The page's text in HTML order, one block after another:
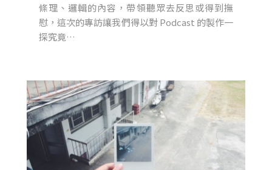
條理、邏輯的內容，帶領聽眾去反思或得到撫
慰，這次的專訪讓我們得以對 Podcast 的製作一
探究竟…